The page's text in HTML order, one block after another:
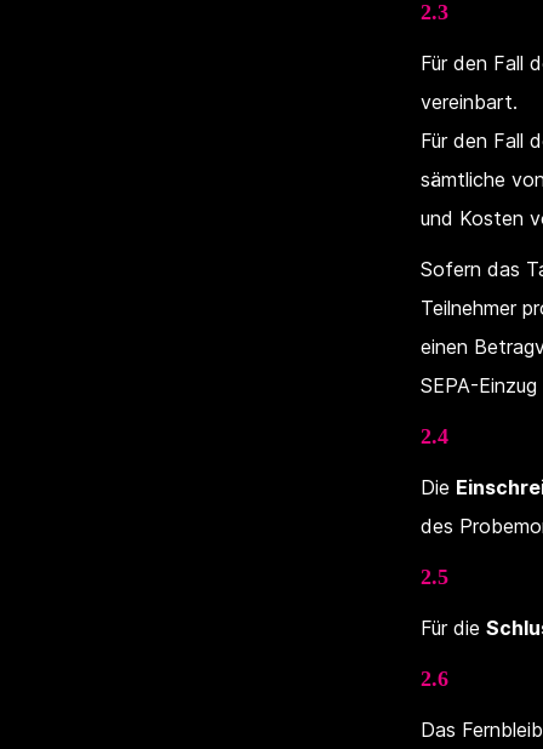
2.3
Für den Fall
vereinbart.
Für den Fall
sämtliche
und Kosten
Sofern das
Teilnehmer
einen
SEPA-
2.4
Die
des
2.5
Für die
2.6
Das